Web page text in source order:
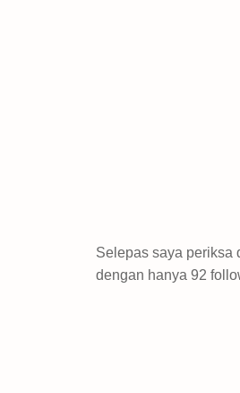
Selepas saya periksa
dengan hanya 92